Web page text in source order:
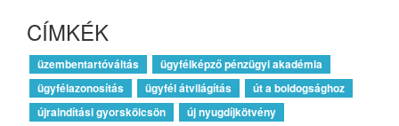
CÍMKÉK
üzembentartóváltás
ügyfélképző pénzügyi akadémia
ügyfélazonosítás
ügyfél átvilágítás
út a boldogsághoz
újraindítási gyorskölcsön
új nyugdíjkötvény